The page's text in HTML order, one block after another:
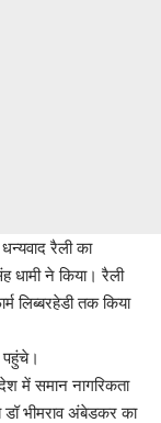
रैली का
धामी ने किया। रैली
लिब्बरहेडी तक किया
में समान नागरिकता
डॉ भीमराव अंबेडकर का